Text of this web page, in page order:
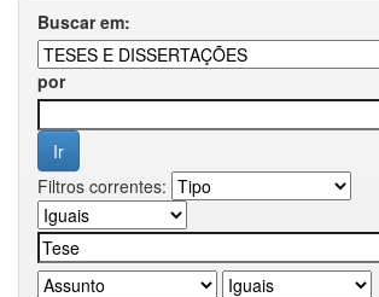
Buscar em:
por
Filtros correntes: